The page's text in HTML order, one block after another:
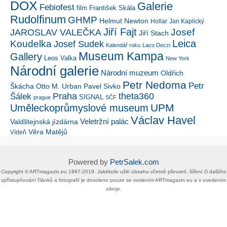
DOX Febiofest film František Skála Galerie
Rudolfinum GHMP Helmut Newton Hollar Jan Kaplický
JAROSLAV VALEČKA Jiří Fajt Jiří Stach Josef
Koudelka Josef Sudek Kalendář roku Laco Deczi Leica
Gallery Leos Valka Museum Kampa New York
Národní galerie Národní muzeum Oldřich
Škácha Otto M. Urban Pavel Sivko Petr Nedoma Petr
Šálek prague Praha SIGNAL SČF theta360
Uměleckoprůmyslové museum UPM
Valdštejnská jízdárna Veletržní palác Václav Havel
Vídeň Věra Matějů
Powered by PetrSalek.com
Copyright ©​ ​​ARTmagazin.eu ​1997-2019​.​ Jakékoliv užití obsahu včetně převzetí, šíření či dalšího
zpřístupňování článků a fotografií je dovoleno pouze se svolením ​ARTmagazin.eu​ ​a s uvedením
zdroje.